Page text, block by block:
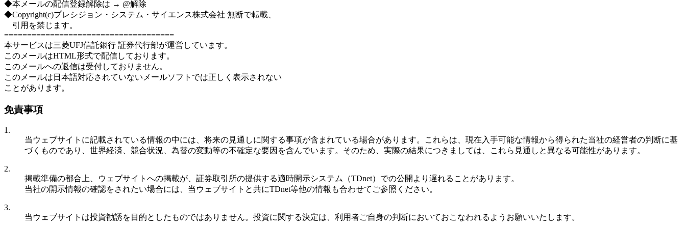
◆本メールの配信登録解除は → @解除
◆Copyright(c)プレシジョン・システム・サイエンス株式会社 無断で転載、
引用を禁じます。
=====================================
本サービスは三菱UFJ信託銀行 証券代行部が運営しています。
このメールはHTML形式で配信しております。
このメールへの返信は受付しておりません。
このメールは日本語対応されていないメールソフトでは正しく表示されない
ことがあります。
免責事項
1.
当ウェブサイトに記載されている情報の中には、将来の見通しに関する事項が含まれている場合があります。これらは、現在入手可能な情報から得られた当社の経営者の判断に基
づくものであり、世界経済、競合状況、為替の変動等の不確定な要因を含んでいます。そのため、実際の結果につきましては、これら見通しと異なる可能性があります。
2.
掲載準備の都合上、ウェブサイトへの掲載が、証券取引所の提供する適時開示システム（TDnet）での公開より遅れることがあります。
当社の開示情報の確認をされたい場合には、当ウェブサイトと共にTDnet等他の情報も合わせてご参照ください。
3.
当ウェブサイトは投資勧誘を目的としたものではありません。投資に関する決定は、利用者ご自身の判断においておこなわれるようお願いいたします。